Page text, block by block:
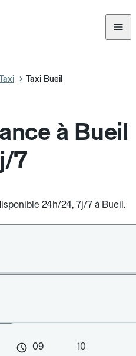
Taxi Bueil
à Bueil
7
24h/24, 7j/7 à Bueil.
09 10